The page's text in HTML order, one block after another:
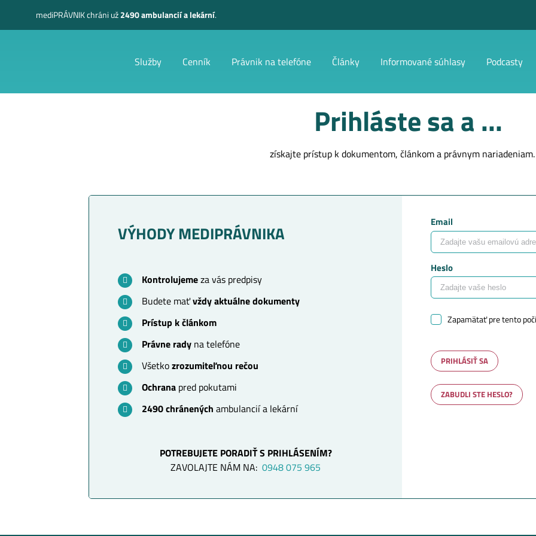
mediPRÁVNIKchráni už2490 ambulancií a lekární.
Služby Cenník Právnik na telefóne Články Informované súhlasy Podcasty
Prihláste sa a ...
získajte prístup k dokumentom, článkom a právnym nariadeniam.
VÝHODY MEDIPRÁVNIKA
Kontrolujemeza vás predpisy
Budete maťvždy aktuálne dokumenty
Prístup k článkom
Právne rady na telefóne
Všetkozrozumiteľnou rečou
Ochrana pred pokutami
2490 chránených ambulancií a lekární
POTREBUJETE PORADIŤ S PRIHLÁSENÍM?
ZAVOLAJTE NÁM NA: 0948 075 965
Email
Heslo
Zapamätať pre tento
PRIHLÁSIŤ SA
ZABUDLI STE HESLO?